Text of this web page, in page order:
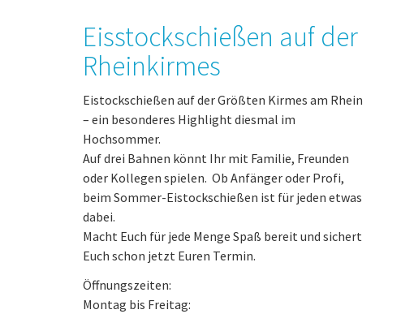
Eisstockschießen auf der
Rheinkirmes
Eistockschießen auf der Größten Kirmes am Rhein
– ein besonderes Highlight diesmal im
Hochsommer.
Auf drei Bahnen könnt Ihr mit Familie, Freunden
oder Kollegen spielen. Ob Anfänger oder Profi,
beim Sommer-Eistockschießen ist für jeden etwas
dabei.
Macht Euch für jede Menge Spaß bereit und sichert
Euch schon jetzt Euren Termin.
Öffnungszeiten:
Montag bis Freitag: